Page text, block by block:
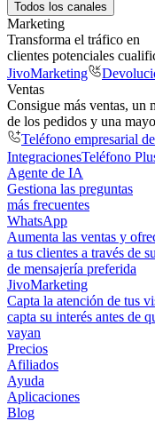
Todos los canales
Marketing
Transforma el tráfico en
clientes potenciales
JivoMarketing
Ventas
Consigue más ventas, un
de los pedidos y una
Teléfono empresarial
IntegracionesTeléfono
Agente de IA
Gestiona las preguntas
más frecuentes
WhatsApp
Aumenta las ventas y
a tus clientes a través de
de mensajería preferida
JivoMarketing
Capta la atención de tus
capta su interés antes de
vayan
Precios
Afiliados
Ayuda
Aplicaciones
Blog